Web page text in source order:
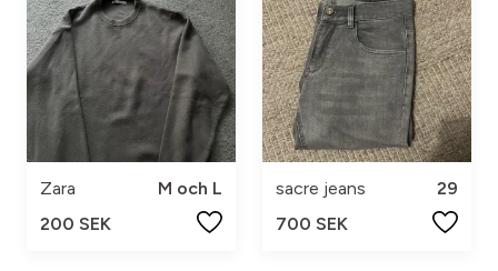
Zara
M och L
200 SEK
sacre jeans
29
700 SEK